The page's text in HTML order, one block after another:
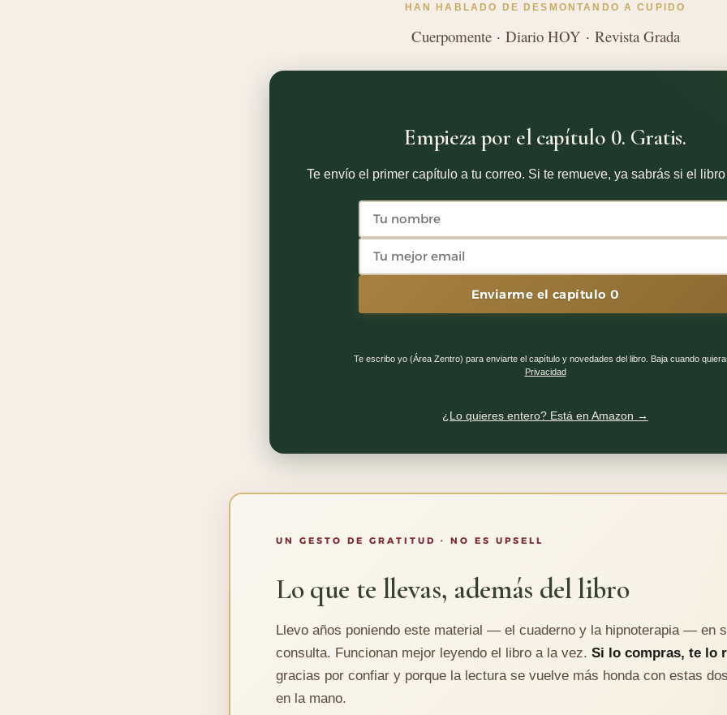
HAN HABLADO DE DESMONTANDO A CUPIDO
Cuerpomente · Diario HOY · Revista Grada
Empieza por el capítulo 0. Gratis.
Te envío el primer capítulo a tu correo. Si te remueve, ya sabrás si el
Enviarme el capítulo 0
Te escribo yo (Área Zentro) para enviarte el capítulo y novedades del libro. Baja cuando
Privacidad
¿Lo quieres entero? Está en Amazon →
UN GESTO DE GRATITUD · NO ES UPSELL
Lo que te llevas, además del libro
Llevo años poniendo este material — el cuaderno y la hipnoterapia — en
consulta. Funcionan mejor leyendo el libro a la vez. Si lo compras, te lo
gracias por confiar y porque la lectura se vuelve más honda con estas
en la mano.